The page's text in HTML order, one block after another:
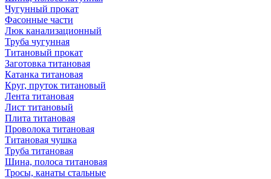
Чугунный прокат
Фасонные части
Люк канализационный
Труба чугунная
Титановый прокат
Заготовка титановая
Катанка титановая
Круг, пруток титановый
Лента титановая
Лист титановый
Плита титановая
Проволока титановая
Титановая чушка
Труба титановая
Шина, полоса титановая
Тросы, канаты стальные